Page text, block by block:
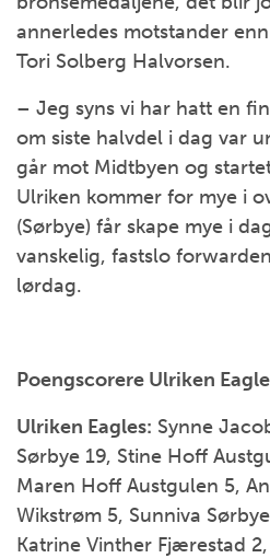
annerledes motstander
Tori Solberg Halvorsen.
– Jeg syns vi har hatt en
om siste halvdel i dag var
går mot Midtbyen og
Ulriken kommer for mye i
(Sørbye) får skape mye i
vanskelig, fastslo
lørdag.
Poengscorere Ulriken
Ulriken Eagles: Synne
Sørbye 19, Stine Hoff
Maren Hoff Austgulen 5,
Wikstrøm 5, Sunniva
Katrine Vinther Fjærestad